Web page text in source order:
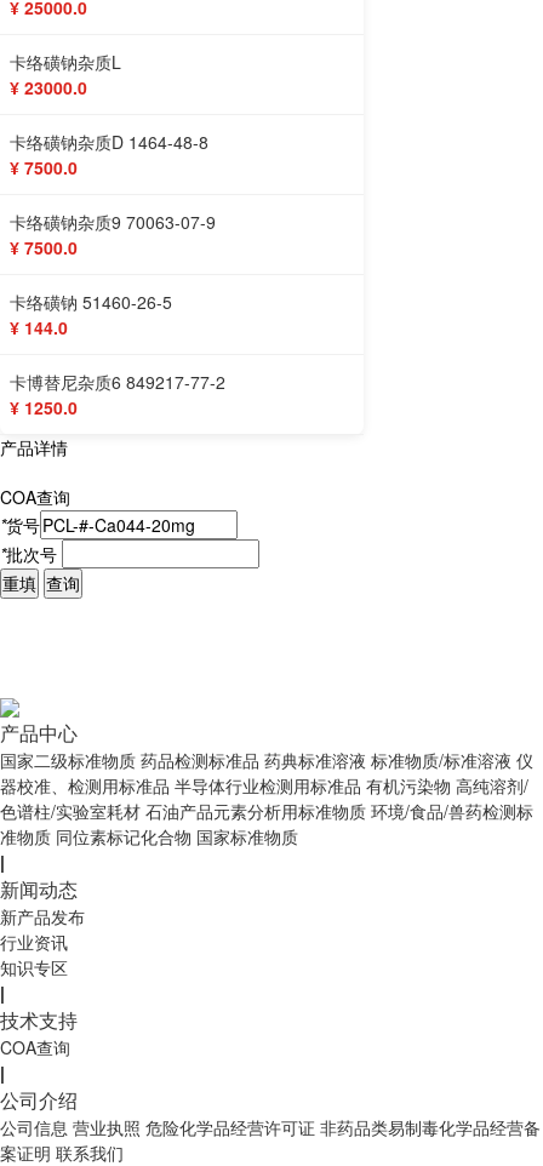
¥ 25000.0
卡络磺钠杂质L
¥ 23000.0
卡络磺钠杂质D 1464-48-8
¥ 7500.0
卡络磺钠杂质9 70063-07-9
¥ 7500.0
卡络磺钠 51460-26-5
¥ 144.0
卡博替尼杂质6 849217-77-2
¥ 1250.0
产品详情
COA查询
*货号
*批次号
重填 查询
产品中心
国家二级标准物质 药品检测标准品 药典标准溶液 标准物质/标准溶液 仪
器校准、检测用标准品 半导体行业检测用标准品 有机污染物 高纯溶剂/
色谱柱/实验室耗材 石油产品元素分析用标准物质 环境/食品/兽药检测标
准物质 同位素标记化合物 国家标准物质
|
新闻动态
新产品发布
行业资讯
知识专区
|
技术支持
COA查询
|
公司介绍
公司信息 营业执照 危险化学品经营许可证 非药品类易制毒化学品经营备
案证明 联系我们